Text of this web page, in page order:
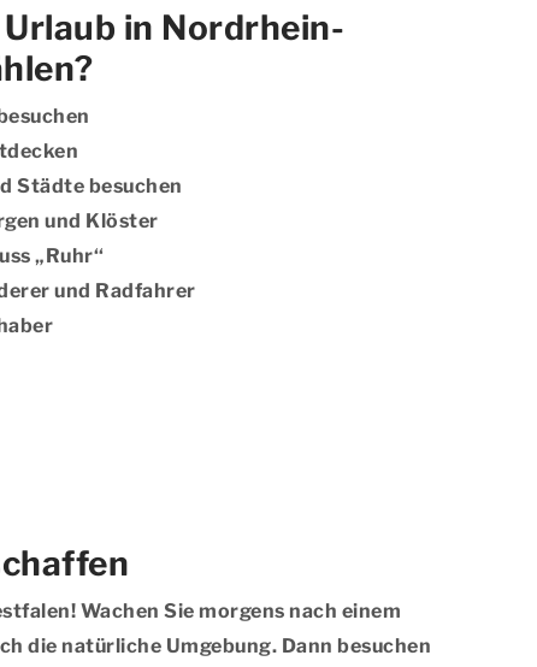
in Nordrhein-
Städte besuchen
und Klöster
„Ruhr‘‘
und Radfahrer
Wachen Sie morgens nach einem
die natürliche Umgebung. Dann besuchen